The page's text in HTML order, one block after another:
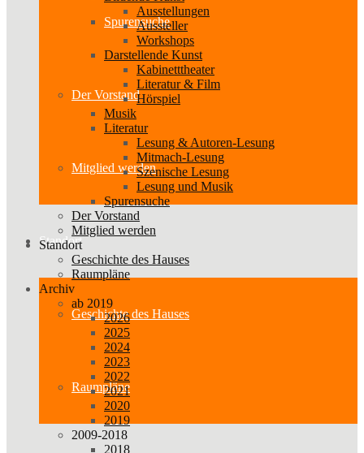
Spurensuche
Der Vorstand
Mitglied werden
Standort
Geschichte des Hauses
Raumpläne
Ausstellungen
Aussteller
Workshops
Darstellende Kunst
Kabinetttheater
Literatur & Film
Hörspiel
Musik
Literatur
Lesung & Autoren-Lesung
Mitmach-Lesung
Szenische Lesung
Lesung und Musik
Spurensuche
Der Vorstand
Mitglied werden
Standort
Geschichte des Hauses
Raumpläne
Archiv
ab 2019
2026
2025
2024
2023
2022
2021
2020
2019
2009-2018
2018